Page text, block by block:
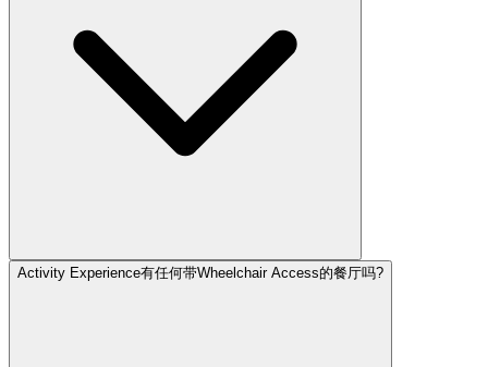
Activity Experience有任何带Wheelchair Access的餐厅吗?